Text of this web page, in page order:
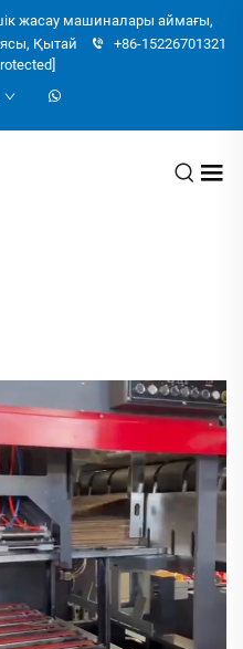
жасау машиналары аймағы,
Қытай
+86-15226701321